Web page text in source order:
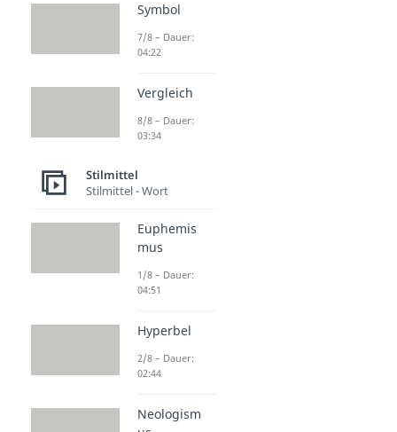
Symbol
7/8 – Dauer:
04:22
Vergleich
8/8 – Dauer:
03:34
Stilmittel
Stilmittel - Wort
Euphemis
mus
1/8 – Dauer:
04:51
Hyperbel
2/8 – Dauer:
02:44
Neologism